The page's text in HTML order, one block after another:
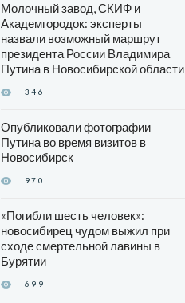
Молочный завод, СКИФ и
Академгородок: эксперты
назвали возможный маршрут
президента России Владимира
Путина в Новосибирской области
346
Опубликовали фотографии
Путина во время визитов в
Новосибирск
970
«Погибли шесть человек»:
новосибирец чудом выжил при
сходе смертельной лавины в
Бурятии
699